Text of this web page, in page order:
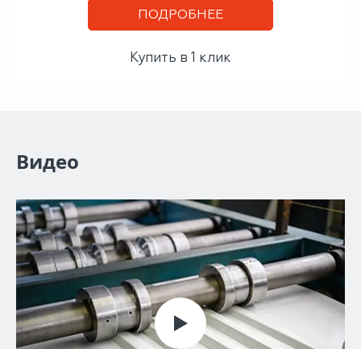
ПОДРОБНЕЕ
Купить в 1 клик
Видео